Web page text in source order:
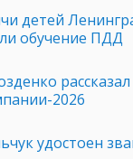
детей
обучение ПДД
2026
удостоен